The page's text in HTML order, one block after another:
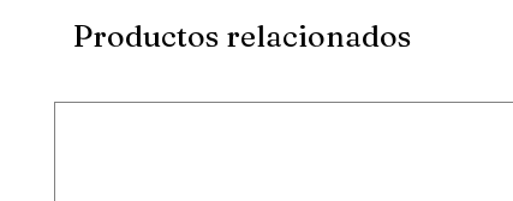
Productos relacionados